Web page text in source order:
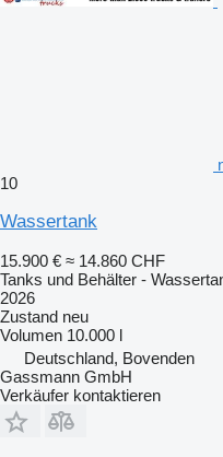
10
Wassertank
15.900 € ≈ 14.860 CHF
Tanks und Behälter -
2026
Zustand neu
Volumen 10.000 l
Deutschland, Bovenden
Gassmann GmbH
Verkäufer kontaktieren